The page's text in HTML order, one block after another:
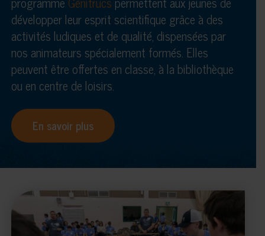
développer leur esprit scientifique grâce à des
activités ludiques et de qualité, dispensées par
nos animateurs spécialement formés. Elles
peuvent être offertes en classe, à la bibliothèque
ou en centre de loisirs.
En savoir plus